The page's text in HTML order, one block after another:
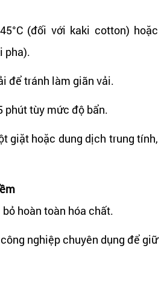
(đối với kaki cotton) hoặc
pha).
để tránh làm giãn vải.
phút tùy mức độ bẩn.
giặt hoặc dung dịch trung tính,
hoàn toàn hóa chất.
nghiệp chuyên dụng để giữ